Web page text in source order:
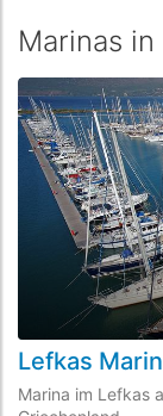
Marinas
Lefkas
Marina im Lefkas